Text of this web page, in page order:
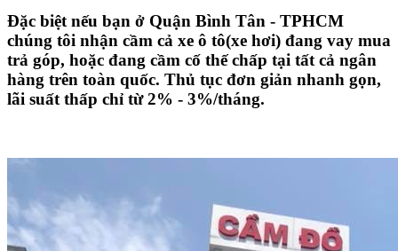
Đặc biệt nếu bạn ở Quận Bình Tân - TPHCM
chúng tôi nhận cầm cả xe ô tô(xe hơi) đang vay mua
trả góp, hoặc đang cầm cố thế chấp tại tất cả ngân
hàng trên toàn quốc. Thủ tục đơn giản nhanh gọn,
lãi suất thấp chỉ từ 2% - 3%/tháng.